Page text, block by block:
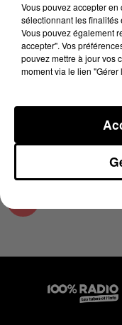
5 février 2025 - 4
LES INFOS DU
05/02/2025
Vous pouvez accepter en
sélectionnant les finalités
Vous pouvez également
accepter". Vos
pouvez mettre à jour vos
moment via le lien